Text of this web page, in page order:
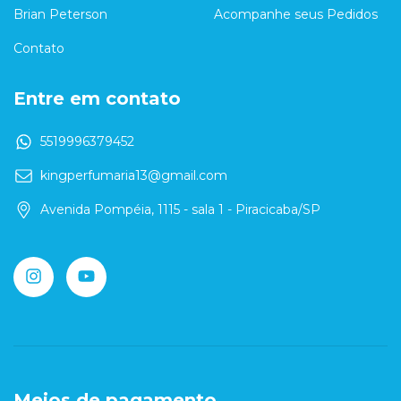
Brian Peterson
Contato
Acompanhe seus Pedidos
Entre em contato
5519996379452
kingperfumaria13@gmail.com
Avenida Pompéia, 1115 - sala 1 - Piracicaba/SP